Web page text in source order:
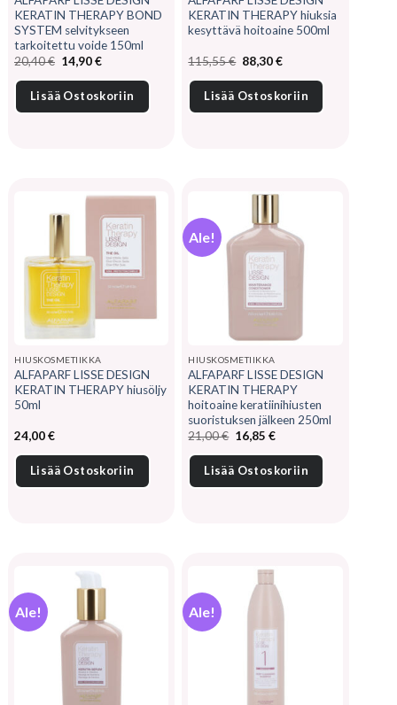
KERATIN THERAPY BOND
SYSTEM selvitykseen
tarkoitettu voide 150ml
20,40€ Alkuperäinen
hinta
oli:
20,40 €.
14,90€Nykyinen
on:
14,90 €.
Lisää Ostoskoriin
KERATIN THERAPY hiuksia
kesyttävä hoitoaine 500ml
115,55€ Alkuperäinen
hinta
oli:
115,55 €.
88,30€Nykyinen
on:
88,30 €.
Lisää Ostoskoriin
HIUSKOSMETIIKKA
ALFAPARF LISSE DESIGN
KERATIN THERAPY hiusöljy
50ml
24,00€
Lisää Ostoskoriin
Ale!
HIUSKOSMETIIKKA
ALFAPARF LISSE DESIGN
KERATIN THERAPY
hoitoaine keratiinihiusten
suoristuksen jälkeen 250ml
21,00€ Alkuperäinen
hinta
oli:
21,00 €.
16,85€Nykyinen
on:
16,85 €.
Lisää Ostoskoriin
Ale! Ale!